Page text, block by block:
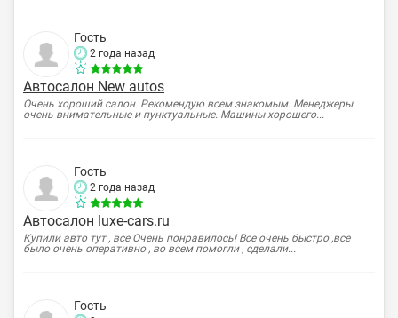
Гость
2 года назад
Автосалон New autos
Очень хороший салон. Рекомендую всем знакомым. Менеджеры
очень внимательные и пунктуальные. Машины хорошего...
Гость
2 года назад
Автосалон luxe-cars.ru
Купили авто тут , все Очень понравилось! Все очень быстро ,все
было очень оперативно , во всем помогли , сделали...
Гость